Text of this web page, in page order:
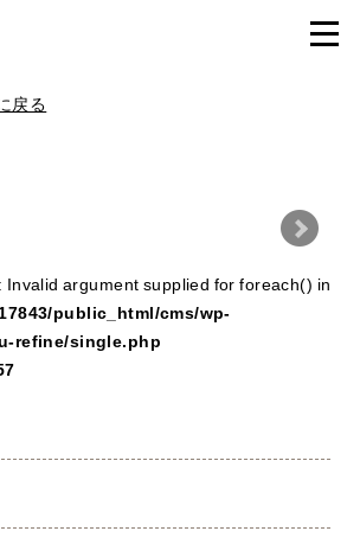
戻る
: Invalid argument supplied for foreach() in
public_html/cms/wp-
refine/single.php